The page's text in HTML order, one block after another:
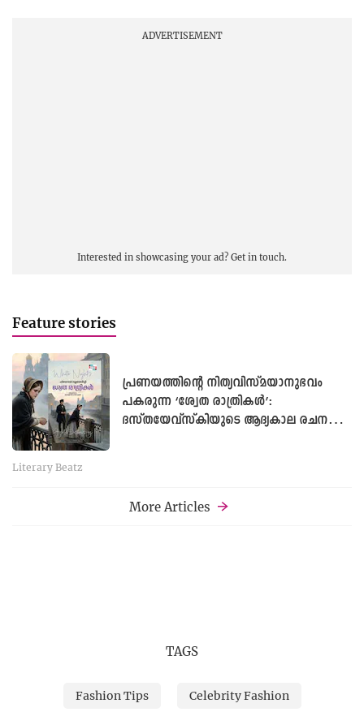
ADVERTISEMENT
Interested in showcasing your ad? Get in touch.
Feature stories
പ്രണയത്തിന്റെ നിത്യവിസ്മയാനുഭവം
പകരുന്ന ‘ശ്വേത രാത്രികൾ’:
ദസ്തയേവ്സ്കിയുടെ ആദ്യകാല രചന
Literary Beatz
More Articles
TAGS
Fashion Tips Celebrity Fashion